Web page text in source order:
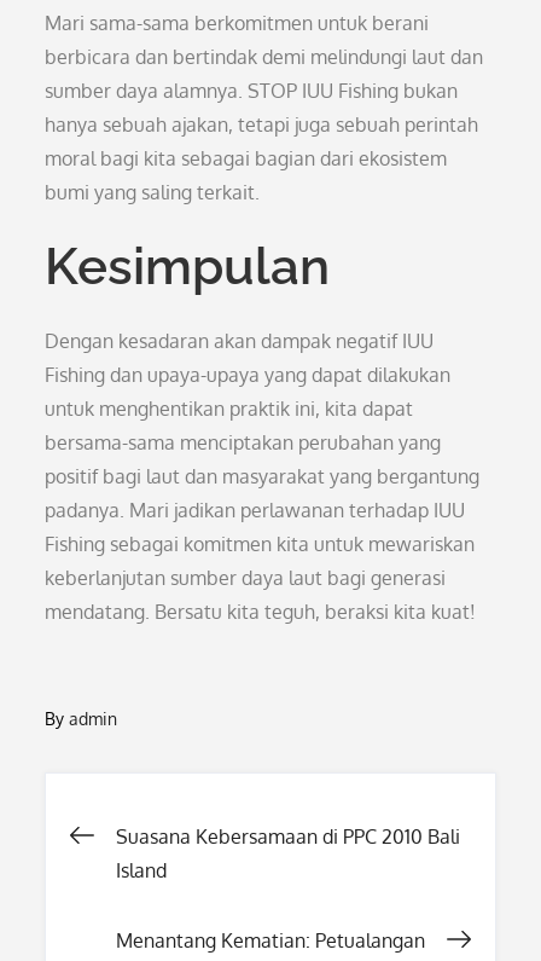
Mari sama-sama berkomitmen untuk berani
berbicara dan bertindak demi melindungi laut dan
sumber daya alamnya. STOP IUU Fishing bukan
hanya sebuah ajakan, tetapi juga sebuah perintah
moral bagi kita sebagai bagian dari ekosistem
bumi yang saling terkait.
Kesimpulan
Dengan kesadaran akan dampak negatif IUU
Fishing dan upaya-upaya yang dapat dilakukan
untuk menghentikan praktik ini, kita dapat
bersama-sama menciptakan perubahan yang
positif bagi laut dan masyarakat yang bergantung
padanya. Mari jadikan perlawanan terhadap IUU
Fishing sebagai komitmen kita untuk mewariskan
keberlanjutan sumber daya laut bagi generasi
mendatang. Bersatu kita teguh, beraksi kita kuat!
Byadmin
Post
Suasana Kebersamaan di PPC 2010 Bali
Island
Menantang Kematian: Petualangan